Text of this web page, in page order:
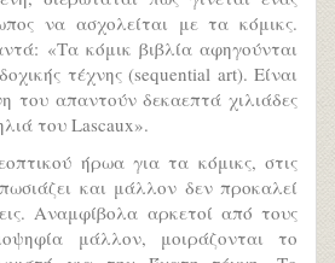
να ασχολείται με τα κόμικς.
«Τα κόμικ βιβλία αφηγούνται
τέχνης (sequential art). Είναι
του απαντούν δεκαεπτά χιλιάδες
του Lascaux».
ήρωα για τα κόμικς, στις
και μάλλον δεν προκαλεί
Αναμφίβολα αρκετοί από τους
μάλλον, μοιράζονται το